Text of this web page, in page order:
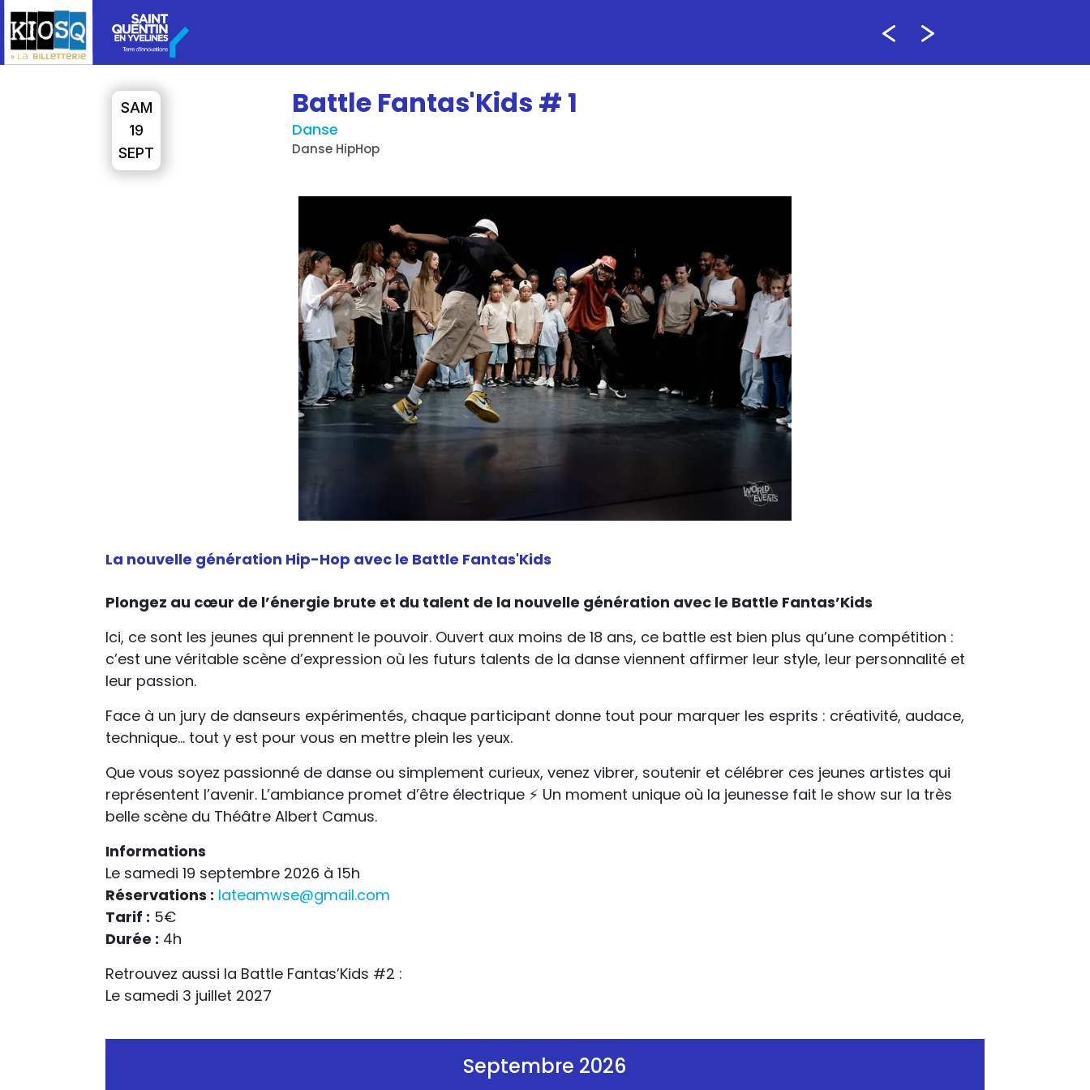
SAM
19
SEPT
Battle Fantas'Kids # 1
Danse
Danse HipHop
La nouvelle génération Hip-Hop avec le Battle Fantas'Kids
Plongez au cœur de l’énergie brute et du talent de la nouvelle génération avec le Battle Fantas’Kids
Ici, ce sont les jeunes qui prennent le pouvoir. Ouvert aux moins de 18 ans, ce battle est bien plus qu’une compétition :
c’est une véritable scène d’expression où les futurs talents de la danse viennent affirmer leur style, leur personnalité et
leur passion.
Face à un jury de danseurs expérimentés, chaque participant donne tout pour marquer les esprits : créativité, audace,
technique… tout y est pour vous en mettre plein les yeux.
Que vous soyez passionné de danse ou simplement curieux, venez vibrer, soutenir et célébrer ces jeunes artistes qui
représentent l’avenir. L’ambiance promet d’être électrique ⚡ Un moment unique où la jeunesse fait le show sur la très
belle scène du Théâtre Albert Camus.
Informations
Le samedi 19 septembre 2026 à 15h
Réservations : lateamwse@gmail.com
Tarif : 5€
Durée : 4h
Retrouvez aussi la Battle Fantas’Kids #2 :
Le samedi 3 juillet 2027
Septembre 2026